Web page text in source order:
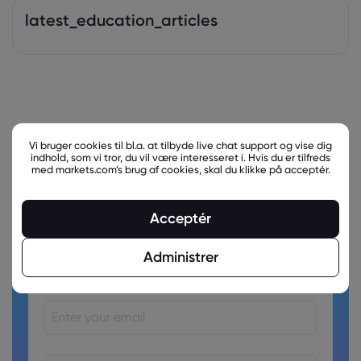
latest_education_articles
Ready to trade?
Vi bruger cookies til bl.a. at tilbyde live chat support og vise dig
indhold, som vi tror, du vil være interesseret i. Hvis du er tilfreds
med markets.com’s brug af cookies, skal du klikke på acceptér.
Acceptér
Administrer